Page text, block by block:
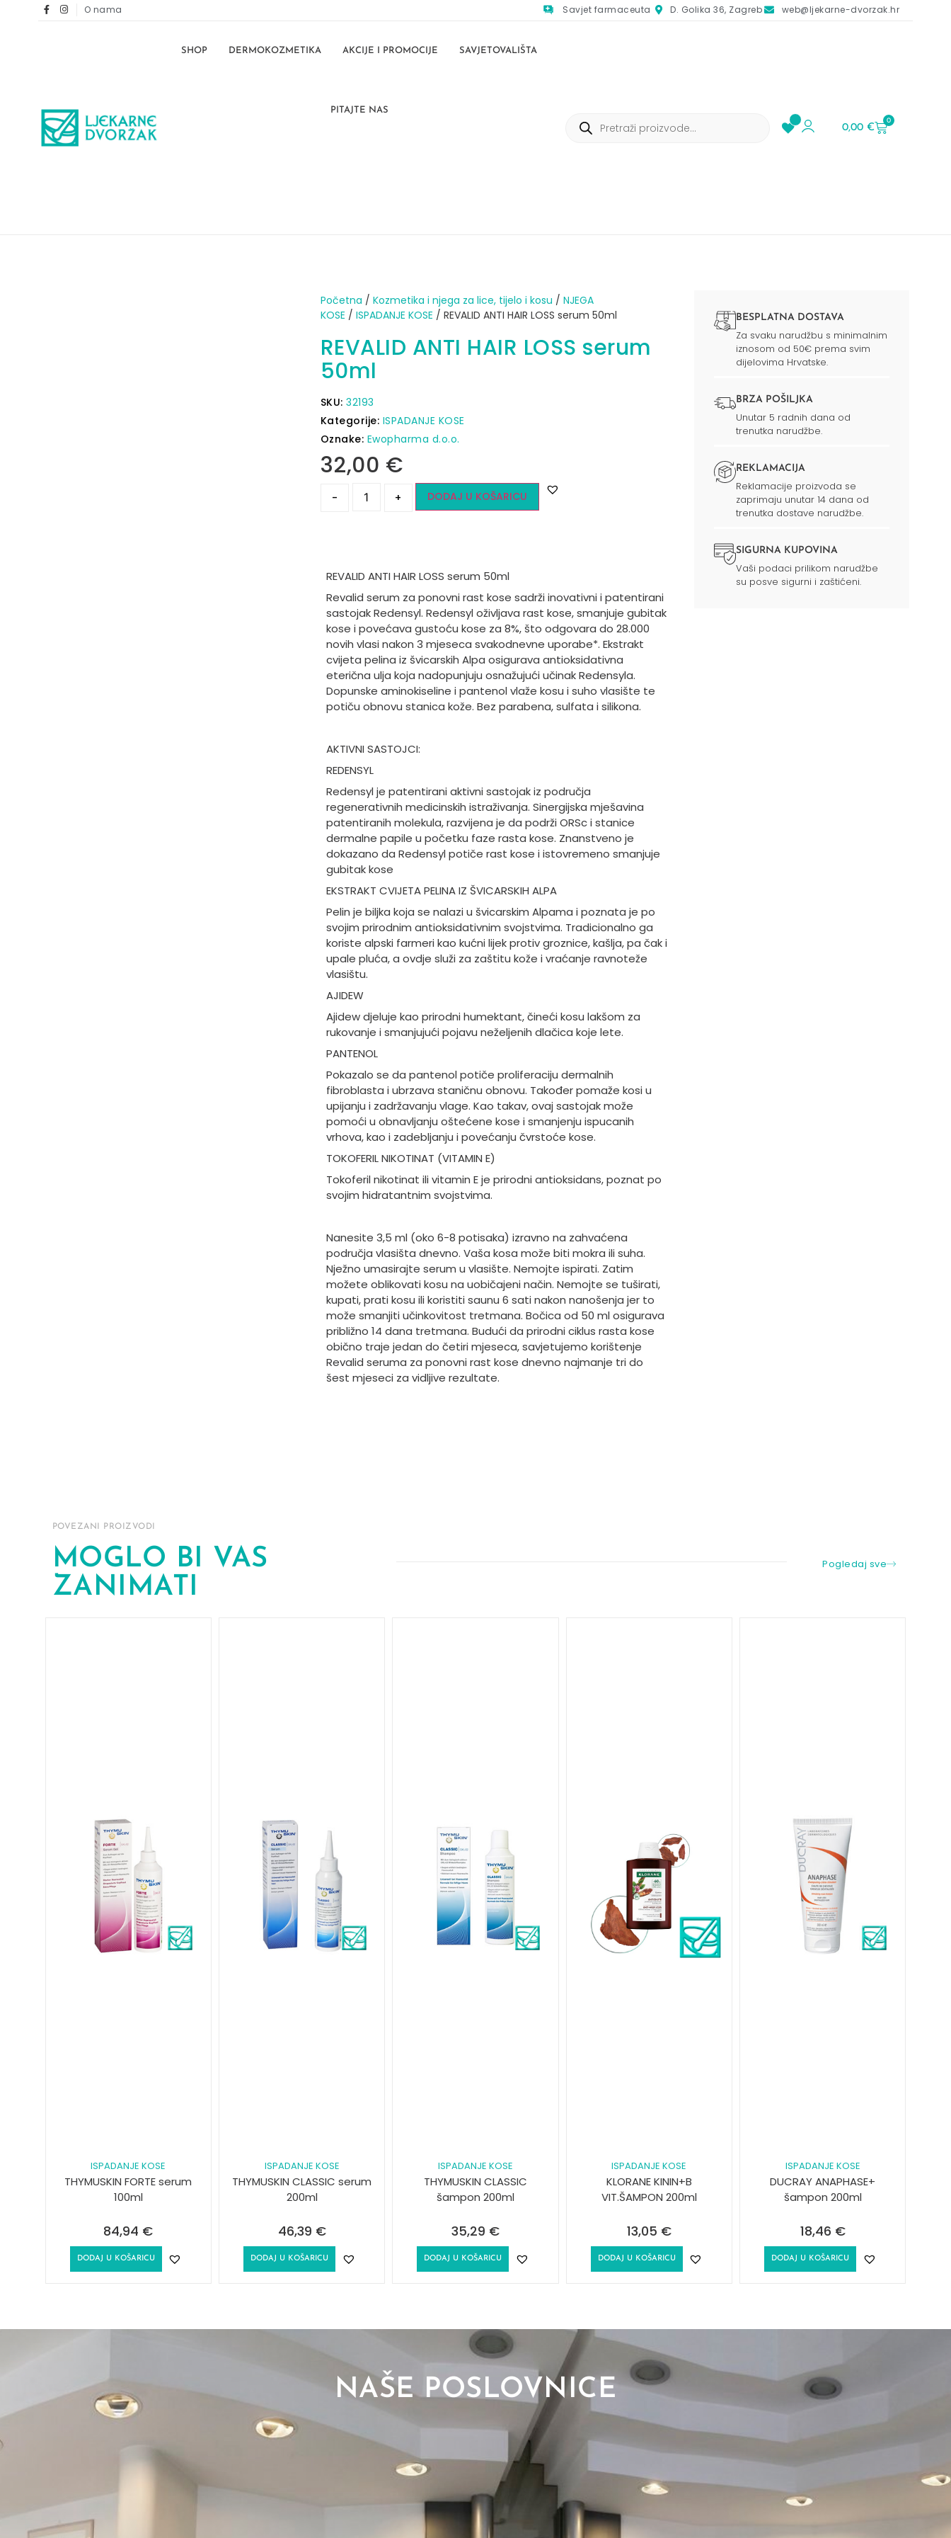
O nama Savjet farmaceuta D. Golika 36, Zagreb web@ljekarne-dvorzak.hr
SHOP DERMOKOZMETIKA AKCIJE I PROMOCIJE SAVJETOVALIŠTA
PITAJTE NAS
0,00€
0
Početna / Kozmetika i njega za lice, tijelo i kosu / NJEGA
KOSE / ISPADANJE KOSE / REVALID ANTI HAIR LOSS serum 50ml
REVALID ANTI HAIR LOSS serum
50ml
SKU: 32193
Kategorije: ISPADANJE KOSE
Oznake: Ewopharma d.o.o.
32,00 €
- + DODAJ U KOŠARICU
REVALID ANTI HAIR LOSS serum 50ml
Revalid serum za ponovni rast kose sadrži inovativni i patentirani
sastojak Redensyl. Redensyl oživljava rast kose, smanjuje gubitak
kose i povećava gustoću kose za 8%, što odgovara do 28.000
novih vlasi nakon 3 mjeseca svakodnevne uporabe*. Ekstrakt
cvijeta pelina iz švicarskih Alpa osigurava antioksidativna
eterična ulja koja nadopunjuju osnažujući učinak Redensyla.
Dopunske aminokiseline i pantenol vlaže kosu i suho vlasište te
potiču obnovu stanica kože. Bez parabena, sulfata i silikona.
AKTIVNI SASTOJCI:
REDENSYL
Redensyl je patentirani aktivni sastojak iz područja
regenerativnih medicinskih istraživanja. Sinergijska mješavina
patentiranih molekula, razvijena je da podrži ORSc i stanice
dermalne papile u početku faze rasta kose. Znanstveno je
dokazano da Redensyl potiče rast kose i istovremeno smanjuje
gubitak kose
EKSTRAKT CVIJETA PELINA IZ ŠVICARSKIH ALPA
Pelin je biljka koja se nalazi u švicarskim Alpama i poznata je po
svojim prirodnim antioksidativnim svojstvima. Tradicionalno ga
koriste alpski farmeri kao kućni lijek protiv groznice, kašlja, pa čak i
upale pluća, a ovdje služi za zaštitu kože i vraćanje ravnoteže
vlasištu.
AJIDEW
Ajidew djeluje kao prirodni humektant, čineći kosu lakšom za
rukovanje i smanjujući pojavu neželjenih dlačica koje lete.
PANTENOL
Pokazalo se da pantenol potiče proliferaciju dermalnih
fibroblasta i ubrzava staničnu obnovu. Također pomaže kosi u
upijanju i zadržavanju vlage. Kao takav, ovaj sastojak može
pomoći u obnavljanju oštećene kose i smanjenju ispucanih
vrhova, kao i zadebljanju i povećanju čvrstoće kose.
TOKOFERIL NIKOTINAT (VITAMIN E)
Tokoferil nikotinat ili vitamin E je prirodni antioksidans, poznat po
svojim hidratantnim svojstvima.
Nanesite 3,5 ml (oko 6-8 potisaka) izravno na zahvaćena
područja vlasišta dnevno. Vaša kosa može biti mokra ili suha.
Nježno umasirajte serum u vlasište. Nemojte ispirati. Zatim
možete oblikovati kosu na uobičajeni način. Nemojte se tuširati,
kupati, prati kosu ili koristiti saunu 6 sati nakon nanošenja jer to
može smanjiti učinkovitost tretmana. Bočica od 50 ml osigurava
približno 14 dana tretmana. Budući da prirodni ciklus rasta kose
obično traje jedan do četiri mjeseca, savjetujemo korištenje
Revalid seruma za ponovni rast kose dnevno najmanje tri do
šest mjeseci za vidljive rezultate.
BESPLATNA DOSTAVA
Za svaku narudžbu s minimalnim
iznosom od 50€ prema svim
dijelovima Hrvatske.
BRZA POŠILJKA
Unutar 5 radnih dana od
trenutka narudžbe.
REKLAMACIJA
Reklamacije proizvoda se
zaprimaju unutar 14 dana od
trenutka dostave narudžbe.
SIGURNA KUPOVINA
Vaši podaci prilikom narudžbe
su posve sigurni i zaštićeni.
POVEZANI PROIZVODI
MOGLO BI VAS
ZANIMATI
Pogledaj sve
ISPADANJE KOSE
THYMUSKIN FORTE serum
100ml
84,94 €
DODAJ U KOŠARICU
ISPADANJE KOSE
THYMUSKIN CLASSIC serum
200ml
46,39 €
DODAJ U KOŠARICU
ISPADANJE KOSE
THYMUSKIN CLASSIC
šampon 200ml
35,29 €
DODAJ U KOŠARICU
ISPADANJE KOSE
KLORANE KININ+B
VIT.ŠAMPON 200ml
13,05 €
DODAJ U KOŠARICU
ISPADANJE KOSE
DUCRAY ANAPHASE+
šampon 200ml
18,46 €
DODAJ U KOŠARICU
NAŠE POSLOVNICE